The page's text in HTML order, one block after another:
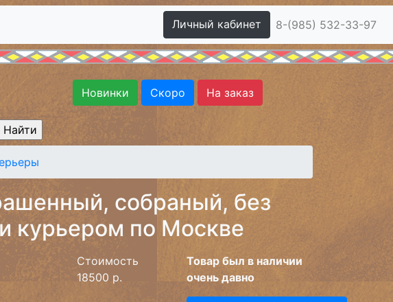
Личный кабинет 8-(985) 532-33-97
Новинки Скоро На заказ
собраный, без
курьером по Москве
Стоимость
18500 р.
Товар был в наличии
очень давно